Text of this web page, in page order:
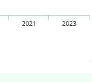
2021 2023